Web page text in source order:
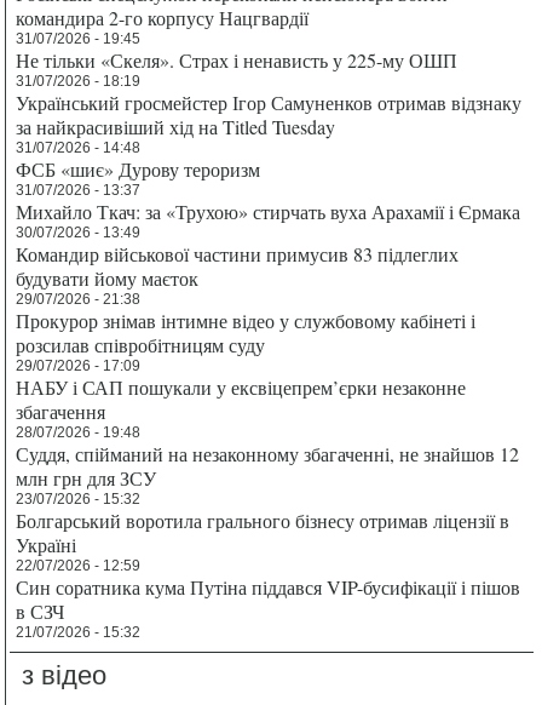
командира 2-го корпусу Нацгвардії
31/07/2026 - 19:45
Не тільки «Скеля». Страх і ненависть у 225-му ОШП
31/07/2026 - 18:19
Український гросмейстер Ігор Самуненков отримав відзнаку
за найкрасивіший хід на Titled Tuesday
31/07/2026 - 14:48
ФСБ «шиє» Дурову тероризм
31/07/2026 - 13:37
Михайло Ткач: за «Трухою» стирчать вуха Арахамії і Єрмака
30/07/2026 - 13:49
Командир військової частини примусив 83 підлеглих
будувати йому маєток
29/07/2026 - 21:38
Прокурор знімав інтимне відео у службовому кабінеті і
розсилав співробітницям суду
29/07/2026 - 17:09
НАБУ і САП пошукали у ексвіцепрем’єрки незаконне
збагачення
28/07/2026 - 19:48
Суддя, спійманий на незаконному збагаченні, не знайшов 12
млн грн для ЗСУ
23/07/2026 - 15:32
Болгарський воротила грального бізнесу отримав ліцензії в
Україні
22/07/2026 - 12:59
Син соратника кума Путіна піддався VIP-бусифікації і пішов
в СЗЧ
21/07/2026 - 15:32
з відео